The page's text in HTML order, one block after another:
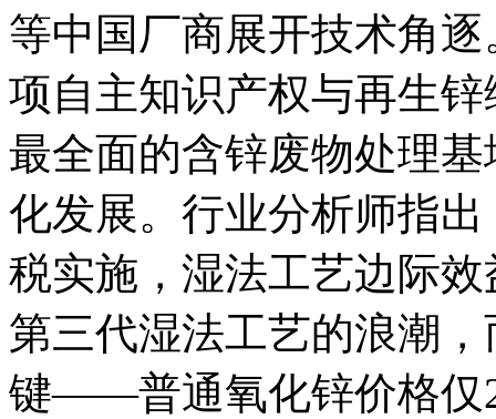
等中国厂商展开技术角
项自主知识产权与再生
最全面的含锌废物处理
化发展。行业分析师指
税实施，湿法工艺边际
第三代湿法工艺的浪潮
键——普通氧化锌价格仅